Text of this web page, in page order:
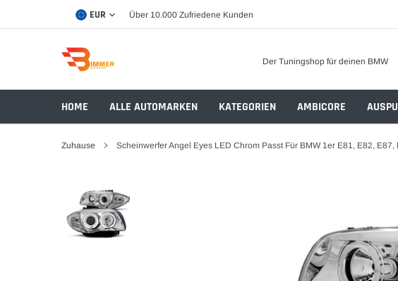
EUR Über 10.000 Zufriedene Kunden
Der Tuningshop für deinen BMW
HOME ALLE AUTOMARKEN KATEGORIEN AMBICORE
Zuhause Scheinwerfer Angel Eyes LED Chrom Passt Für BMW 1er E81, E82, E87,